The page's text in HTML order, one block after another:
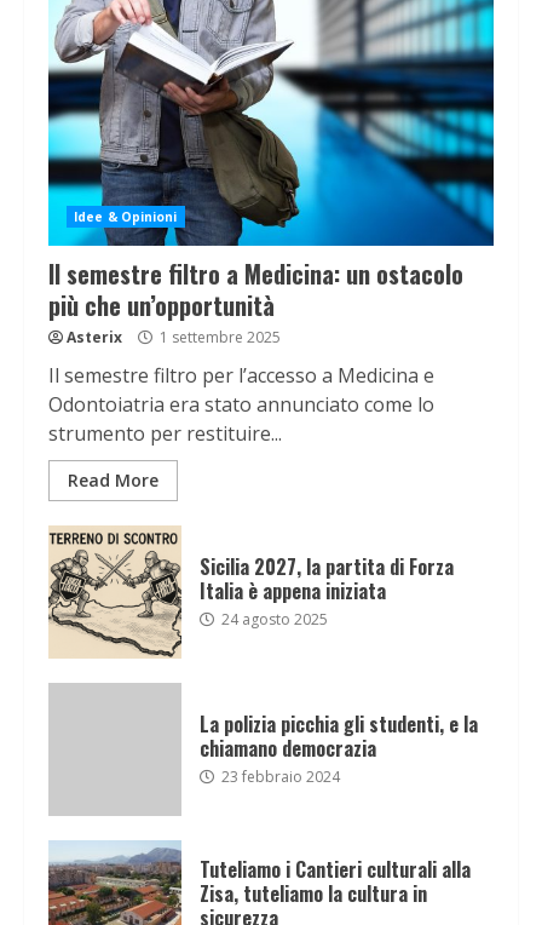
Idee & Opinioni
Il semestre filtro a Medicina: un ostacolo
più che un’opportunità
Asterix 1 settembre 2025
Il semestre filtro per l’accesso a Medicina e
Odontoiatria era stato annunciato come lo
strumento per restituire...
Read More
Sicilia 2027, la partita di Forza
Italia è appena iniziata
24 agosto 2025
La polizia picchia gli studenti, e la
chiamano democrazia
23 febbraio 2024
Tuteliamo i Cantieri culturali alla
Zisa, tuteliamo la cultura in
sicurezza